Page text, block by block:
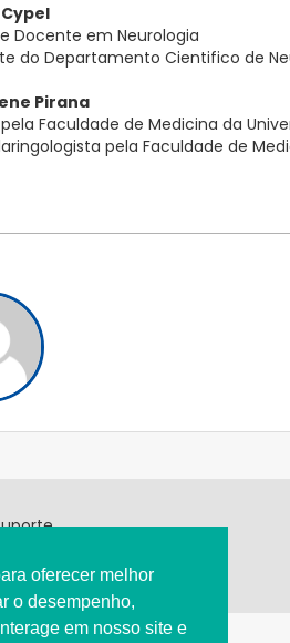
oferecer melhor
o desempenho,
em nosso site e
Docente em Neurologia
do Departamento Cientifico de
Pirana
Faculdade de Medicina da
pela Faculdade de